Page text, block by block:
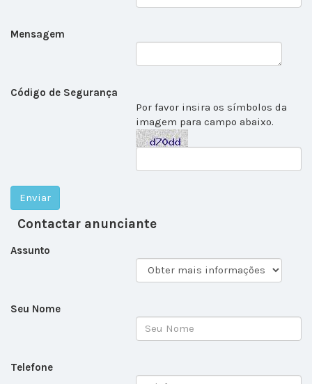
Mensagem
Código de Segurança
Por favor insira os símbolos da
imagem para campo abaixo.
Contactar anunciante
Assunto
Seu Nome
Telefone